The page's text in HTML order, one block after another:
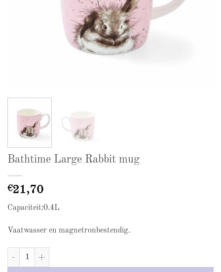
Bathtime Large Rabbit mug
€21,70
Capaciteit:0.4L
Vaatwasser en magnetronbestendig.
Bathtime Large Rabbit mug aantal